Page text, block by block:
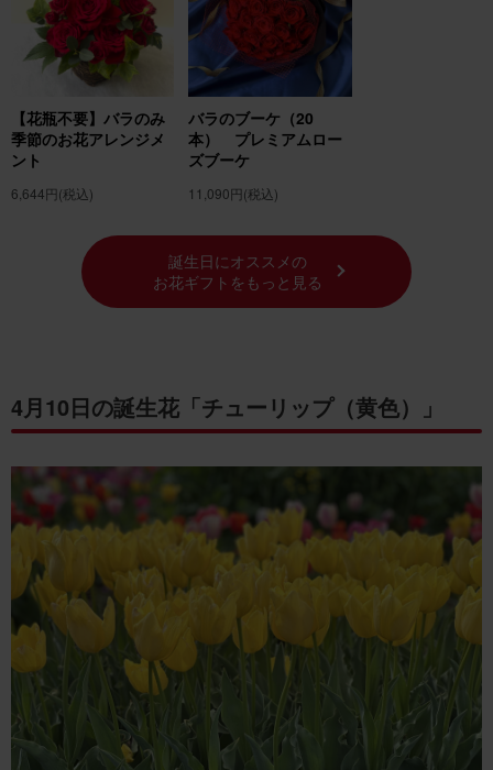
【花瓶不要】バラのみ
季節のお花アレンジメ
ント
6,644円(税込)
バラのブーケ（20
本） プレミアムロー
ズブーケ
11,090円(税込)
誕生日にオススメの
お花ギフトをもっと見る
4月10日の誕生花「チューリップ（黄色）」